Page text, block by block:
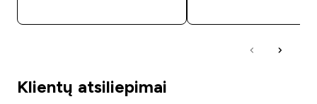
Klientų atsiliepimai